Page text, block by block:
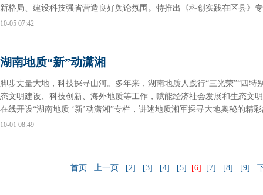
新格局、建设科技强省营造良好舆论氛围。特推出《科创实践在区县》
10-05 07:42
湖南地质“新”动潇湘
脚步丈量大地，科技探寻山河。多年来，湖南地质人践行“三光荣”“四特
态文明建设、科技创新、海外地质等工作，赋能经济社会发展和生态文
在线开设“湖南地质 ‘新’动潇湘”专栏，讲述地质湘军探寻大地奥秘的精
10-01 08:49
首页 上一页 [2] [3] [4] [5] [6] [7] [8] [9]